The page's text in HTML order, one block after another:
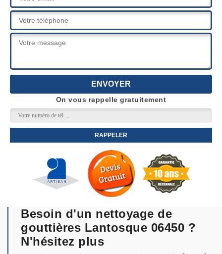
On vous rappelle gratuitement
Besoin d'un nettoyage de
gouttières Lantosque 06450 ?
N'hésitez plus